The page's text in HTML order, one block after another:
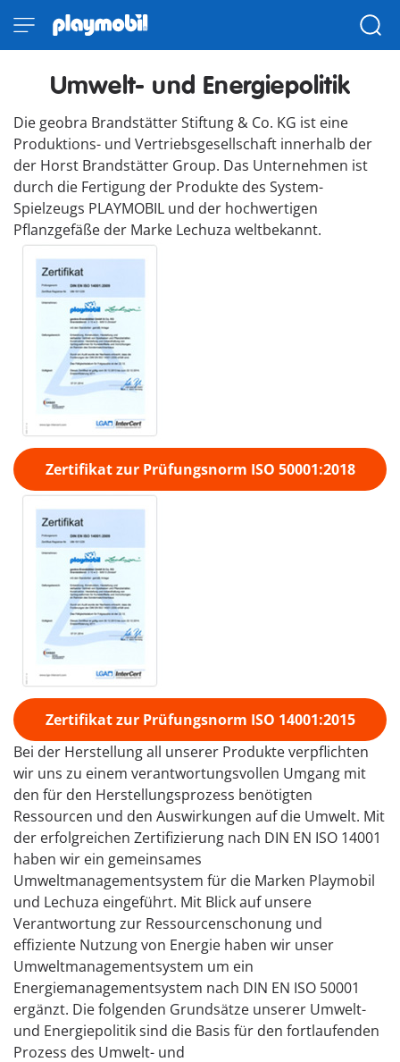
Umwelt- und Energiepolitik
Die geobra Brandstätter Stiftung & Co. KG ist eine
Produktions- und Vertriebsgesellschaft innerhalb der
der Horst Brandstätter Group. Das Unternehmen ist
durch die Fertigung der Produkte des System-
Spielzeugs PLAYMOBIL und der hochwertigen
Pflanzgefäße der Marke Lechuza weltbekannt.
Zertifikat zur Prüfungsnorm ISO 50001:2018
Zertifikat zur Prüfungsnorm ISO 14001:2015
Bei der Herstellung all unserer Produkte verpflichten
wir uns zu einem verantwortungsvollen Umgang mit
den für den Herstellungsprozess benötigten
Ressourcen und den Auswirkungen auf die Umwelt. Mit
der erfolgreichen Zertifizierung nach DIN EN ISO 14001
haben wir ein gemeinsames
Umweltmanagementsystem für die Marken Playmobil
und Lechuza eingeführt. Mit Blick auf unsere
Verantwortung zur Ressourcenschonung und
effiziente Nutzung von Energie haben wir unser
Umweltmanagementsystem um ein
Energiemanagementsystem nach DIN EN ISO 50001
ergänzt. Die folgenden Grundsätze unserer Umwelt-
und Energiepolitik sind die Basis für den fortlaufenden
Prozess des Umwelt- und